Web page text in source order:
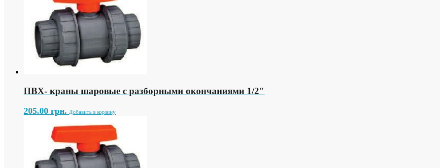
ПВХ- краны шаровые с разборными окончаниями 1/2″
205.00 грн. Добавить в корзину